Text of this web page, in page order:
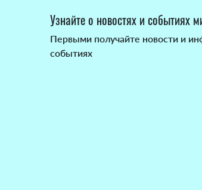
Узнайте о новостях и событиях
Первыми получайте новости и
событиях